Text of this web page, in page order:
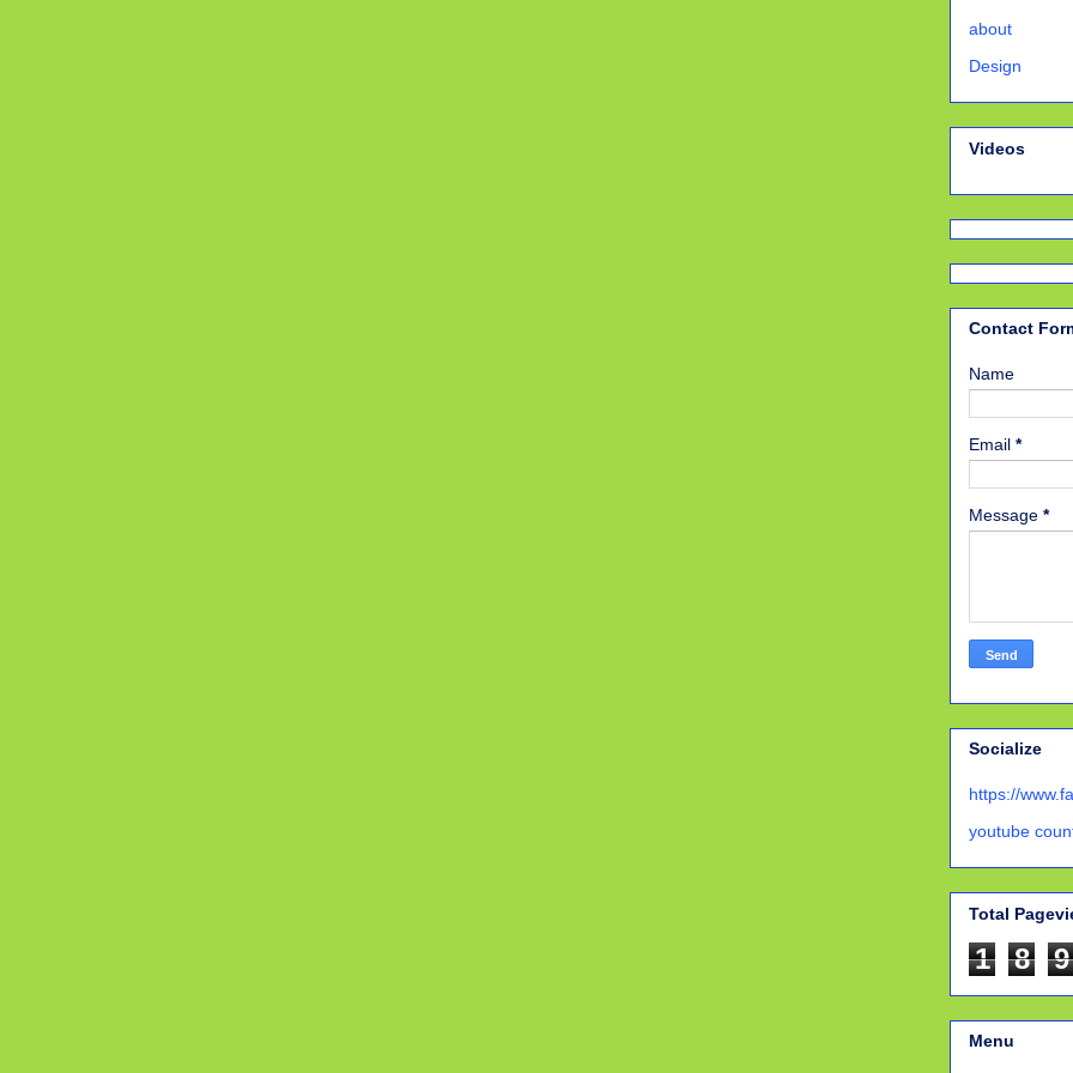
about
Design
Videos
Contact
Name
Email *
Message *
Socialize
https://
youtube
Total
1 8 9
Menu